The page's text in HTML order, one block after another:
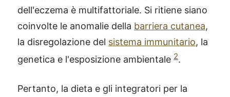
dell'eczema è multifattoriale. Si ritiene siano
coinvolte le anomalie della barriera cutanea,
la disregolazione del sistema immunitario, la
genetica e l'esposizione ambientale 2.
Pertanto, la dieta e gli integratori per la